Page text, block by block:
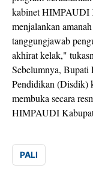
kabinet HIMPAUDI
menjalankan
tanggungjawab
akhirat kelak,"
Sebelumnya,
Pendidikan (Disdik)
membuka secara
HIMPAUDI
PALI